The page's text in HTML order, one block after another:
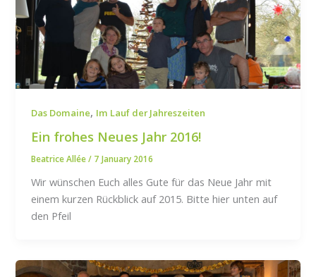
Das Domaine, Im Lauf der Jahreszeiten
Ein frohes Neues Jahr 2016!
Beatrice Allée/ 7 January 2016
Wir wünschen Euch alles Gute für das Neue Jahr mit
einem kurzen Rückblick auf 2015. Bitte hier unten auf
den Pfeil